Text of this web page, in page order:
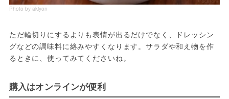
Photo by akiyon
ただ輪切りにするよりも表情が出るだけでなく、ドレッシン
グなどの調味料に絡みやすくなります。サラダや和え物を作
るときに、使ってみてくださいね。
購入はオンラインが便利